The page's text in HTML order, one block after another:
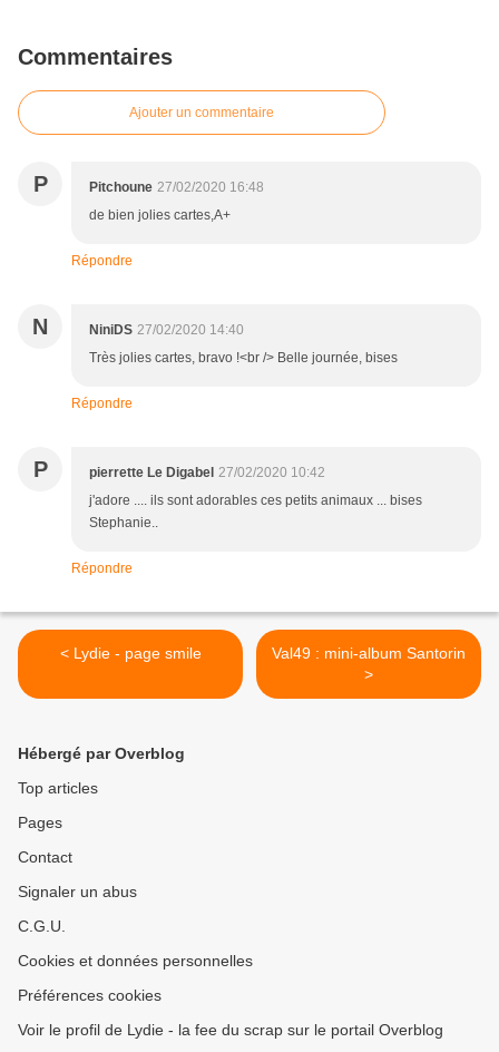
Commentaires
Ajouter un commentaire
P Pitchoune 27/02/2020 16:48
de bien jolies cartes,A+
Répondre
N NiniDS 27/02/2020 14:40
Très jolies cartes, bravo !<br /> Belle journée, bises
Répondre
P pierrette Le Digabel 27/02/2020 10:42
j'adore .... ils sont adorables ces petits animaux ... bises
Stephanie..
Répondre
< Lydie - page smile
Val49 : mini-album Santorin
>
Hébergé par Overblog
Top articles
Pages
Contact
Signaler un abus
C.G.U.
Cookies et données personnelles
Préférences cookies
Voir le profil de Lydie - la fee du scrap sur le portail Overblog